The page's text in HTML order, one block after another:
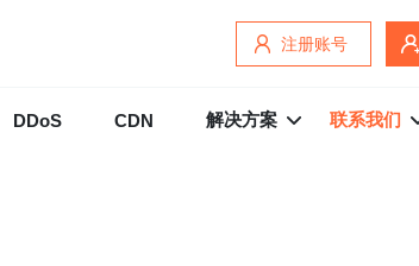
注册账号
DDoS CDN 解决方案 联系我们